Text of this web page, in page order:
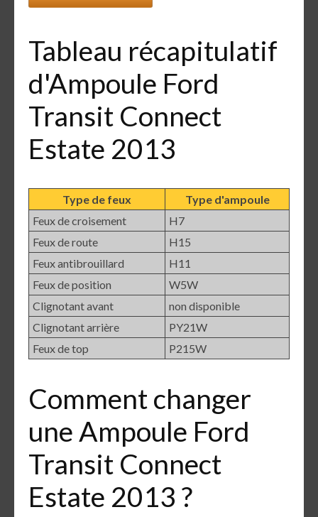
Tableau récapitulatif
d'Ampoule Ford
Transit Connect
Estate 2013
Type de feux
Type d'ampoule
Feux de croisement
H7
Feux de route
H15
Feux antibrouillard
H11
Feux de position
W5W
Clignotant avant
non disponible
Clignotant arrière
PY21W
Feux de top
P215W
Comment changer
une Ampoule Ford
Transit Connect
Estate 2013 ?